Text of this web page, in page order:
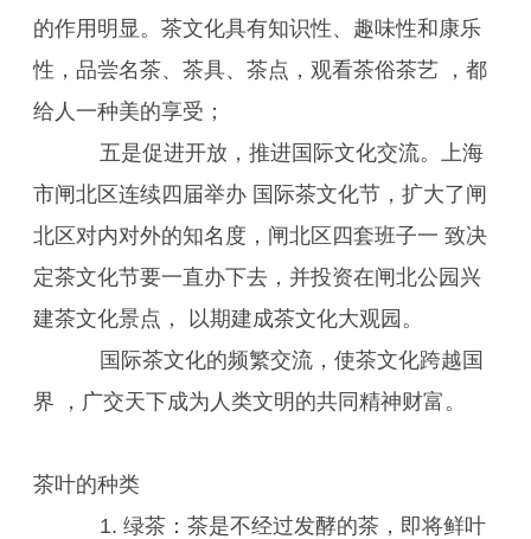
的作用明显。茶文化具有知识性、趣味性和康乐
性，品尝名茶、茶具、茶点，观看茶俗茶艺 ，都
给人一种美的享受；
五是促进开放，推进国际文化交流。上海
市闸北区连续四届举办 国际茶文化节，扩大了闸
北区对内对外的知名度，闸北区四套班子一 致决
定茶文化节要一直办下去，并投资在闸北公园兴
建茶文化景点， 以期建成茶文化大观园。
国际茶文化的频繁交流，使茶文化跨越国
界 ，广交天下成为人类文明的共同精神财富。
茶叶的种类
1. 绿茶：茶是不经过发酵的茶，即将鲜叶